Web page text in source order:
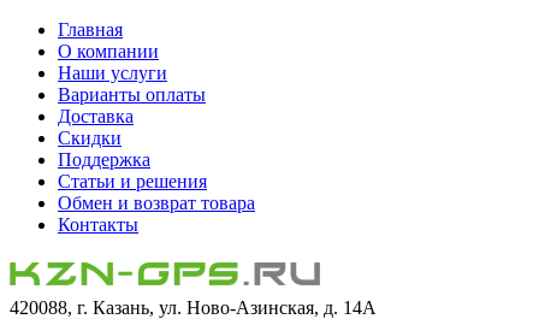
Главная
О компании
Наши услуги
Варианты оплаты
Доставка
Скидки
Поддержка
Статьи и решения
Обмен и возврат товара
Контакты
420088, г. Казань, ул. Ново-Азинская, д. 14А